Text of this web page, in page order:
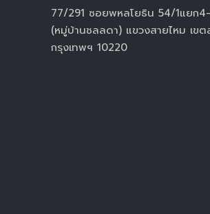
77/291 ซอยพหลโยธิน 54/1แยก
(หมู่บ้านชลลดา) แขวงสายไหม เขต
กรุงเทพฯ 10220